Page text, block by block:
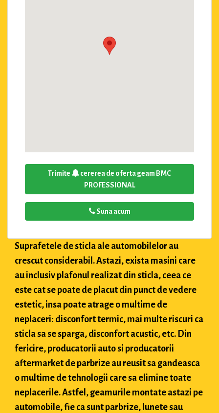
Trimite
cererea de oferta geam BMC
PROFESSIONAL
Suna acum
Suprafetele de sticla ale automobilelor au
crescut considerabil. Astazi, exista masini care
au inclusiv plafonul realizat din sticla, ceea ce
este cat se poate de placut din punct de vedere
estetic, insa poate atrage o multime de
neplaceri: disconfort termic, mai multe riscuri ca
sticla sa se sparga, disconfort acustic, etc. Din
fericire, producatorii auto si producatorii
aftermarket de parbrize au reusit sa gandeasca
o multime de tehnologii care sa elimine toate
neplacerile. Astfel, geamurile montate astazi pe
automobile, fie ca sunt parbrize, lunete sau